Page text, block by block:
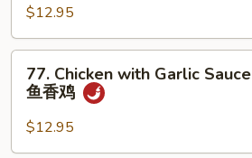
南
鸡
$12.95
Chicken
with
Garlic
Sauce
77. Chicken with Garlic Sauce
鱼香鸡
$12.95